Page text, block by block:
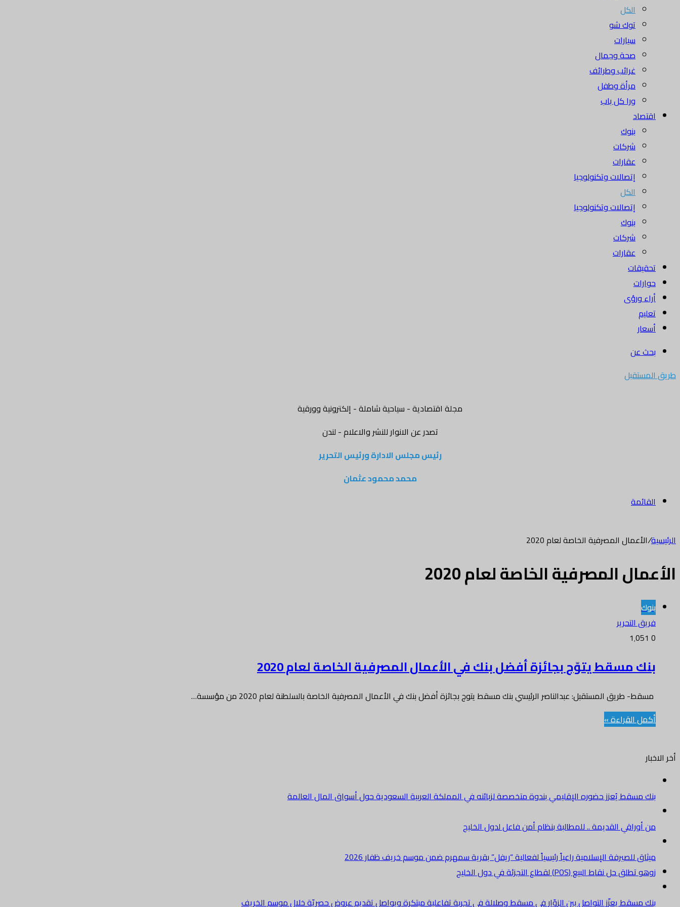
الكل
توك شو
سيارات
صحة وجمال
غرائب وطرائف
مرأة وطفل
ورا كل باب
اقتصاد
بنوك
شركات
عقارات
إتصالات وتكنولوجيا
الكل
إتصالات وتكنولوجيا
بنوك
شركات
عقارات
تحقيقات
حوارات
أراء ورؤى
تعليم
أسعار
بحث عن
طريق المستقبل
مجلة اقتصادية - سياحية شاملة - إلكترونية وورقية
تصدر عن الانوار للنشر والاعلام - لندن
رئيس مجلس الادارة ورئيس التحرير
محمد محمود عثمان
القائمة
الرئيسية/الأعمال المصرفية الخاصة لعام 2020
الأعمال المصرفية الخاصة لعام 2020
بنوك
فريق التحرير
0
بنك مسقط يتوّج بجائزة أفضل بنك في الأعمال المصرفية الخاصة لعام 2020
مسقط- طريق المستقبل: عبدالناصر الرئيسي بنك مسقط يتوج بجائزة أفضل بنك في الأعمال المصرفية الخاصة بالسلطنة لعام 2020 من مؤسسة…
أكمل القراءة »
أخر الاخبار
بنك مسقط يُعزز حضوره الإقليمي بندوة متخصصة لزبائنه في المملكة العربية السعودية حول أسواق المال العالمة
من أوراقي القديمة .. للمطالبة بنظام أمن فاعل لدول الخليج
ميثاق للصيرفة الإسلامية راعياً رئيسياً لفعالية “ريفل” بقرية سمهرم ضمن موسم خريف ظفار 2026
زوهو تطلق حل نقاط البيع (POS) لقطاع التجزئة في دول الخليج
بنك مسقط يعزّز التواصل بين الزوّار في مسقط وصلالة في تجربة تفاعلية مبتكرة ويواصل تقديم عروض حصريّة خلال موسم الخريف